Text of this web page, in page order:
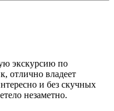
талантливый
всей души рекомендуем
экскурсию, а настоящее
красотой и
благодарных
и множества
Елена и
экскурсию по
отлично владеет
и без скучных
незаметно.